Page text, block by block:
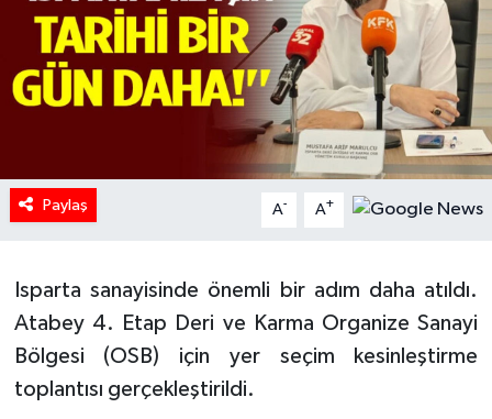
Paylaş A- A+
Isparta sanayisinde önemli bir adım daha atıldı.
Atabey 4. Etap Deri ve Karma Organize Sanayi
Bölgesi (OSB) için yer seçim kesinleştirme
toplantısı gerçekleştirildi.
HABERDE İNSAN
İlginç
MAGAZİN
POLİTİKA
RESMİ İLANLAR
SAĞLIK